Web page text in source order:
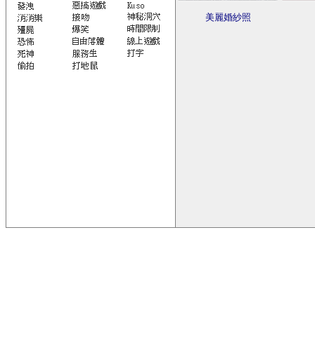
美麗婚紗照